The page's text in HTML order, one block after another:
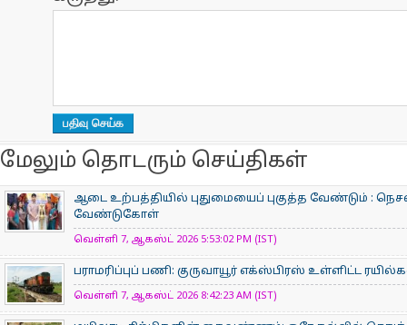
மேலும் தொடரும் செய்திகள்
ஆடை உற்பத்தியில் புதுமையைப் புகுத்த வேண்டும் :
வேண்டுகோள்
வெள்ளி 7, ஆகஸ்ட் 2026 5:53:02 PM (IST)
பராமரிப்புப் பணி: குருவாயூர் எக்ஸ்பிரஸ் உள்ளிட்ட
வெள்ளி 7, ஆகஸ்ட் 2026 8:42:23 AM (IST)